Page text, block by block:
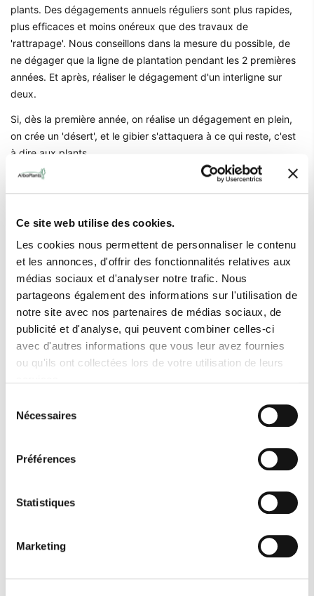
Ce site web utilise des cookies.
Les cookies nous permettent de personnaliser le contenu
et les annonces, d'offrir des fonctionnalités relatives aux
médias sociaux et d'analyser notre trafic. Nous
partageons également des informations sur l'utilisation de
notre site avec nos partenaires de médias sociaux, de
publicité et d'analyse, qui peuvent combiner celles-ci
avec d'autres informations que vous leur avez fournies
ou qu'ils ont collectées lors de votre utilisation de leurs
Nécessaires
Préférences
Statistiques
Marketing
plants. Des dégagements annuels réguliers sont plus rapides,
plus efficaces et moins onéreux que des travaux de
'rattrapage'. Nous conseillons dans la mesure du possible, de
ne dégager que la ligne de plantation pendant les 2 premières
années. Et après, réaliser le dégagement d'un interligne sur
deux.
Si, dès la première année, on réalise un dégagement en plein,
on crée un 'désert', et le gibier s'attaquera à ce qui reste, c'est
à dire aux plants.